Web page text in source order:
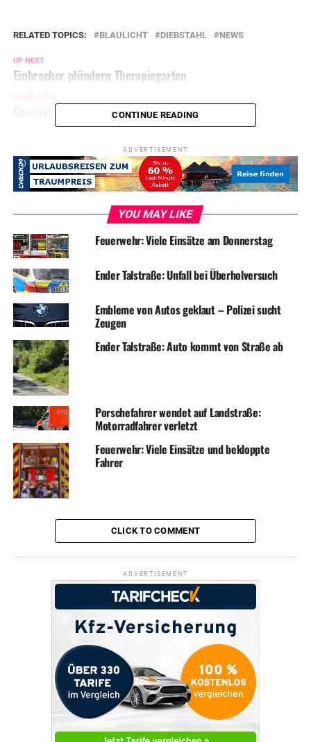
RELATED TOPICS: BLAULICHT DIEBSTAHL NEWS
UP NEXT
Einbrecher plündern Therapiegarten
Corona: Etwas mehr von allem ab Montag
CONTINUE READING
ADVERTISEMENT
YOU MAY LIKE
Feuerwehr: Viele Einsätze am Donnerstag
Ender Talstraße: Unfall bei Überholversuch
Embleme von Autos geklaut – Polizei sucht
Zeugen
Ender Talstraße: Auto kommt von Straße ab
Porschefahrer wendet auf Landstraße:
Motorradfahrer verletzt
Feuerwehr: Viele Einsätze und bekloppte
Fahrer
CLICK TO COMMENT
ADVERTISEMENT